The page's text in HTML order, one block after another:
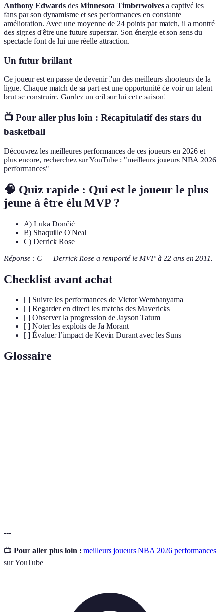
Anthony Edwards des Minnesota Timberwolves a captivé les
fans par son dynamisme et ses performances en constante
amélioration. Avec une moyenne de 24 points par match, il a montré
des signes d'être une future superstar. Son énergie et son sens du
spectacle font de lui une réelle attraction.
Un futur brillant
Ce joueur est en passe de devenir l'un des meilleurs shooteurs de la
ligue. Chaque match de sa part est une opportunité de voir un talent
brut se construire. Gardez un œil sur lui cette saison!
📺 Pour aller plus loin : Récapitulatif des stars du
basketball
Découvrez les meilleures performances de ces joueurs en 2026 et
plus encore, recherchez sur YouTube : "meilleurs joueurs NBA 2026
performances"
🧠 Quiz rapide : Qui est le joueur le plus
jeune à être élu MVP ?
A) Luka Dončić
B) Shaquille O'Neal
C) Derrick Rose
Réponse : C — Derrick Rose a remporté le MVP à 22 ans en 2011.
Checklist avant achat
[ ] Suivre les performances de Victor Wembanyama
[ ] Regarder en direct les matchs des Mavericks
[ ] Observer la progression de Jayson Tatum
[ ] Noter les exploits de Ja Morant
[ ] Évaluer l’impact de Kevin Durant avec les Suns
Glossaire
---
📺 Pour aller plus loin : meilleurs joueurs NBA 2026 performances
sur YouTube